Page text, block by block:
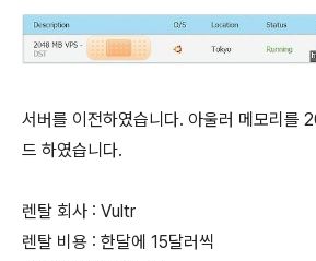
서버를 이전하였습니다. 아울러 메모리를
드 하였습니다.
렌탈 회사 : Vultr
렌탈 비용 : 한달에 15달러씩